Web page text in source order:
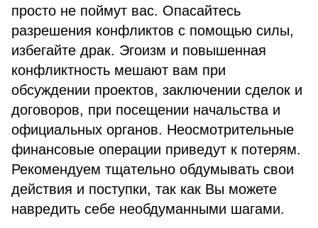
просто не поймут вас. Опасайтесь
разрешения конфликтов с помощью силы,
избегайте драк. Эгоизм и повышенная
конфликтность мешают вам при
обсуждении проектов, заключении сделок и
договоров, при посещении начальства и
официальных органов. Неосмотрительные
финансовые операции приведут к потерям.
Рекомендуем тщательно обдумывать свои
действия и поступки, так как Вы можете
навредить себе необдуманными шагами.